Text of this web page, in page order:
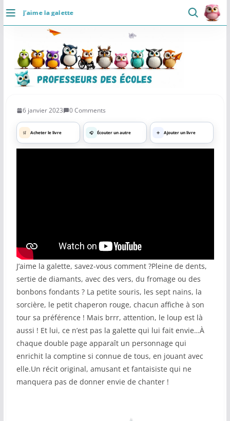
PasserJ’aime la galette
DÉCOUVRIR
Accueil
Se connecter
Ressources
COMMUNAUTÉ
Groupes
Forum
Réseaux sociaux
Petites annonces
AUTRE
Boutique
6 janvier 2023 0 Comments
🛒 Acheter le livre 🎧 Écouter un autre ➕ Ajouter un livre
J’aime la galette, savez-vous comment ?Pleine de dents,
sertie de diamants, avec des vers, du fromage ou des
bonbons fondants ? La petite souris, les sept nains, la
sorcière, le petit chaperon rouge, chacun affiche à son
tour sa préférence ! Mais brrr, attention, le loup est là
aussi ! Et lui, ce n’est pas la galette qui lui fait envie…À
chaque double page apparaît un personnage qui
enrichit la comptine si connue de tous, en jouant avec
elle.Un récit original, amusant et fantaisiste qui ne
manquera pas de donner envie de chanter !
Professeurs des Ecoles 5.0 ⭐
Communaute Ressources
Installer